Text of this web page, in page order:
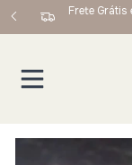
Frete